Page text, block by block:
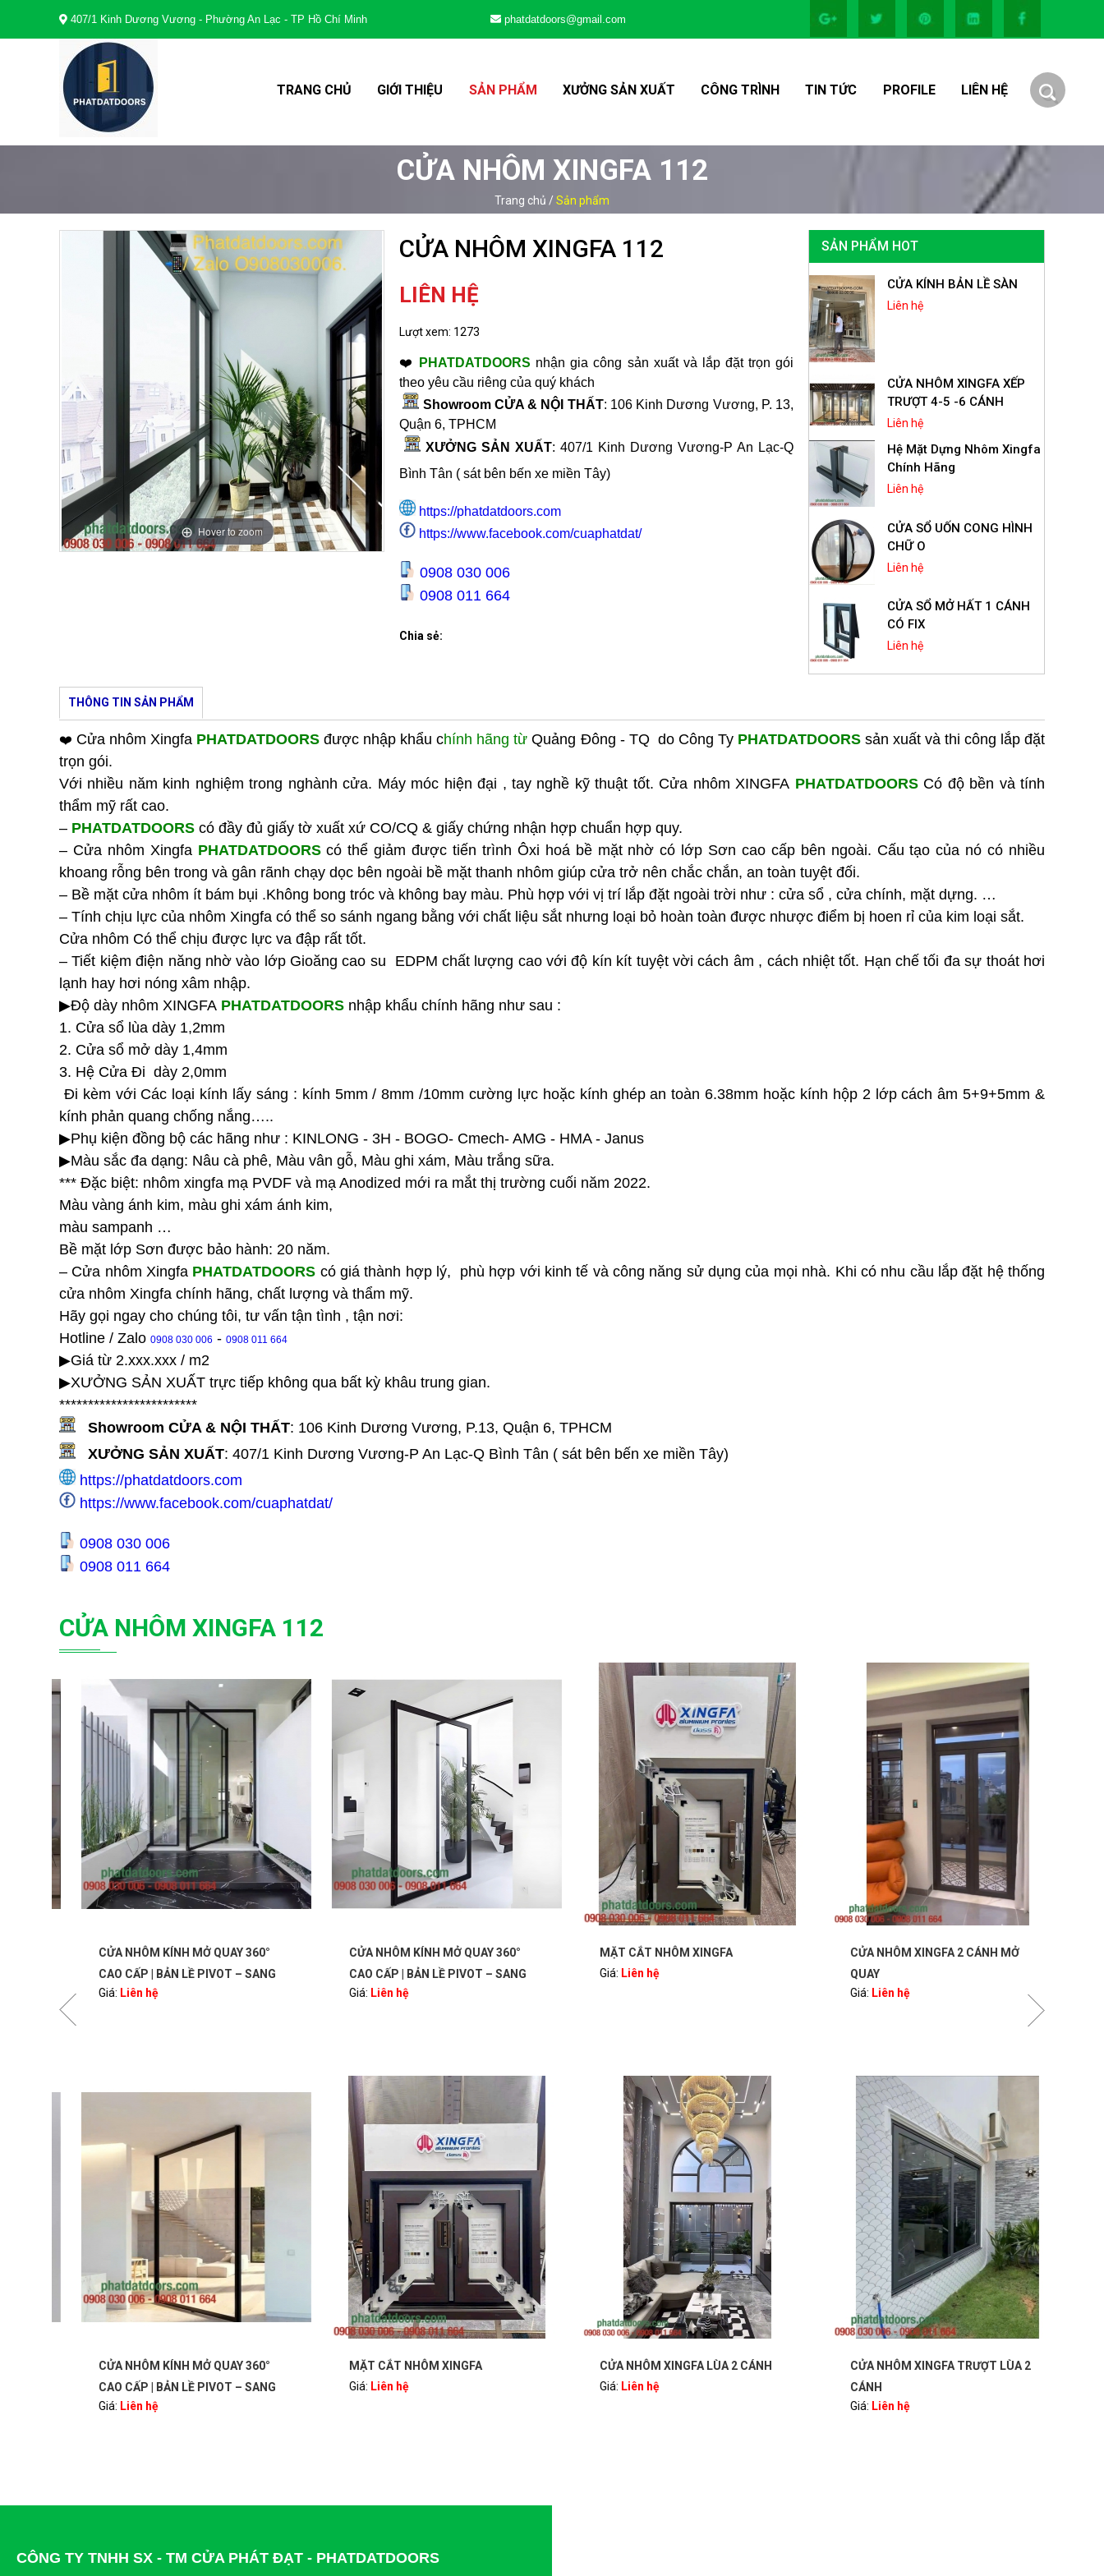
407/1 Kinh Dương Vương - Phường An Lạc - TP Hồ Chí Minh phatdatdoors@gmail.com
TRANG CHỦ GIỚI THIỆU SẢN PHẨM XƯỞNG SẢN XUẤT CÔNG TRÌNH TIN TỨC PROFILE LIÊN HỆ
CỬA NHÔM XINGFA 112
Trang chủ / Sản phẩm
Hover to zoom
CỬA NHÔM XINGFA 112
LIÊN HỆ
Lượt xem: 1273
❤️ PHATDATDOORS nhận gia công sản xuất và lắp đặt trọn gói
theo yêu cầu riêng của quý khách
Showroom CỬA & NỘI THẤT: 106 Kinh Dương Vương, P. 13,
Quận 6, TPHCM
XƯỞNG SẢN XUẤT: 407/1 Kinh Dương Vương-P An Lạc-Q
Bình Tân ( sát bên bến xe miền Tây)
https://phatdatdoors.com
https://www.facebook.com/cuaphatdat/
0908 030 006
0908 011 664
Chia sẻ:
SẢN PHẨM HOT
CỬA KÍNH BẢN LỀ SÀN
Liên hệ
CỬA NHÔM XINGFA XẾP
TRƯỢT 4-5 -6 CÁNH
Liên hệ
Hệ Mặt Dựng Nhôm Xingfa
Chính Hãng
Liên hệ
CỬA SỔ UỐN CONG HÌNH
CHỮ O
Liên hệ
CỬA SỔ MỞ HẤT 1 CÁNH
CÓ FIX
Liên hệ
Liên hệ
| Mở Rộng Không Gian –
Không Gian – Vận Hành
Êm | PHATDATDOORS
CỬA NHỰA LÕI THÉP VÂN
PHATDATDOORS
Liên hệ
THÔNG TIN SẢN PHẨM
❤️ Cửa nhôm Xingfa PHATDATDOORS được nhập khẩu chính hãng từ Quảng Đông - TQ do Công Ty PHATDATDOORSsản xuất và thi công lắp đặt
trọn gói.
Với nhiều năm kinh nghiệm trong nghành cửa. Máy móc hiện đại , tay nghề kỹ thuật tốt. Cửa nhôm XINGFA PHATDATDOORSCó độ bền và tính
thẩm mỹ rất cao.
– PHATDATDOORS có đầy đủ giấy tờ xuất xứ CO/CQ & giấy chứng nhận hợp chuẩn hợp quy.
– Cửa nhôm Xingfa PHATDATDOORScó thể giảm được tiến trình Ôxi hoá bề mặt nhờ có lớp Sơn cao cấp bên ngoài. Cấu tạo của nó có nhiều
khoang rỗng bên trong và gân rãnh chạy dọc bên ngoài bề mặt thanh nhôm giúp cửa trở nên chắc chắn, an toàn tuyệt đối.
– Bề mặt cửa nhôm ít bám bụi .Không bong tróc và không bay màu. Phù hợp với vị trí lắp đặt ngoài trời như : cửa sổ , cửa chính, mặt dựng. …
– Tính chịu lực của nhôm Xingfa có thể so sánh ngang bằng với chất liệu sắt nhưng loại bỏ hoàn toàn được nhược điểm bị hoen rỉ của kim loại sắt.
Cửa nhôm Có thể chịu được lực va đập rất tốt.
– Tiết kiệm điện năng nhờ vào lớp Gioăng cao su EDPM chất lượng cao với độ kín kít tuyệt vời cách âm , cách nhiệt tốt. Hạn chế tối đa sự thoát hơi
lạnh hay hơi nóng xâm nhập.
▶Độ dày nhôm XINGFA PHATDATDOORS nhập khẩu chính hãng như sau :
1. Cửa sổ lùa dày 1,2mm
2. Cửa sổ mở dày 1,4mm
3. Hệ Cửa Đi dày 2,0mm
Đi kèm với Các loại kính lấy sáng : kính 5mm / 8mm /10mm cường lực hoặc kính ghép an toàn 6.38mm hoặc kính hộp 2 lớp cách âm 5+9+5mm &
kính phản quang chống nắng…..
▶Phụ kiện đồng bộ các hãng như : KINLONG - 3H - BOGO- Cmech- AMG - HMA - Janus
▶Màu sắc đa dạng: Nâu cà phê, Màu vân gỗ, Màu ghi xám, Màu trắng sữa.
*** Đặc biệt: nhôm xingfa mạ PVDF và mạ Anodized mới ra mắt thị trường cuối năm 2022.
Màu vàng ánh kim, màu ghi xám ánh kim,
màu sampanh …
Bề mặt lớp Sơn được bảo hành: 20 năm.
– Cửa nhôm Xingfa PHATDATDOORS có giá thành hợp lý, phù hợp với kinh tế và công năng sử dụng của mọi nhà. Khi có nhu cầu lắp đặt hệ thống
cửa nhôm Xingfa chính hãng, chất lượng và thẩm mỹ.
Hãy gọi ngay cho chúng tôi, tư vấn tận tình , tận nơi:
Hotline / Zalo 0908 030 006 - 0908 011 664
▶Giá từ 2.xxx.xxx / m2
▶XƯỞNG SẢN XUẤT trực tiếp không qua bất kỳ khâu trung gian.
************************
Showroom CỬA & NỘI THẤT: 106 Kinh Dương Vương, P.13, Quận 6, TPHCM
XƯỞNG SẢN XUẤT: 407/1 Kinh Dương Vương-P An Lạc-Q Bình Tân ( sát bên bến xe miền Tây)
https://phatdatdoors.com
https://www.facebook.com/cuaphatdat/
0908 030 006
0908 011 664
CỬA NHÔM XINGFA 112
CỬA NHÔM KÍNH MỞ QUAY 360°
CAO CẤP | BẢN LỀ PIVOT – SANG
TRỌNG, HIỆN ĐẠI | PHATDATDOORS
Giá:Liên hệ
CỬA NHÔM KÍNH MỞ QUAY 360°
CAO CẤP | BẢN LỀ PIVOT – SANG
TRỌNG, HIỆN ĐẠI | PHATDATDOORS
Giá:Liên hệ
CỬA NHÔM KÍNH MỞ QUAY 360°
CAO CẤP | BẢN LỀ PIVOT – SANG
TRỌNG, HIỆN ĐẠI | PHATDATDOORS
Giá:Liên hệ
MẶT CẮT NHÔM XINGFA
Giá:Liên hệ
MẶT CẮT NHÔM XINGFA
Giá:Liên hệ
CỬA NHÔM XINGFA LÙA 2 CÁNH
Giá:Liên hệ
CỬA NHÔM XINGFA 2 CÁNH MỞ
QUAY
Giá:Liên hệ
CỬA NHÔM XINGFA TRƯỢT LÙA 2
CÁNH
Giá:Liên hệ
CÔNG TY TNHH SX - TM CỬA PHÁT ĐẠT - PHATDATDOORS